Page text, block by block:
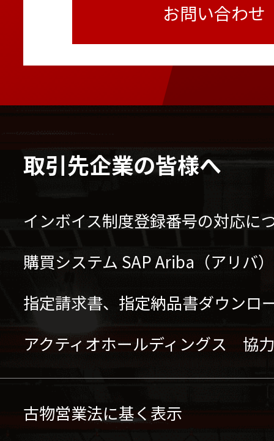
お問い合わせ
取引先企業の皆様へ
インボイス制度登録番号の対応に
購買システム SAP Ariba（アリバ
指定請求書、指定納品書ダウンロ
アクティオホールディングス 協
古物営業法に基く表示